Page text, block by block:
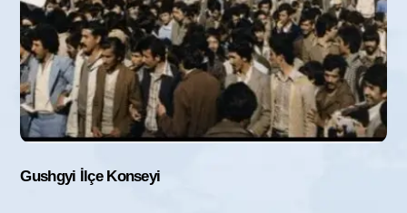
Gushgyi İlçe Konseyi